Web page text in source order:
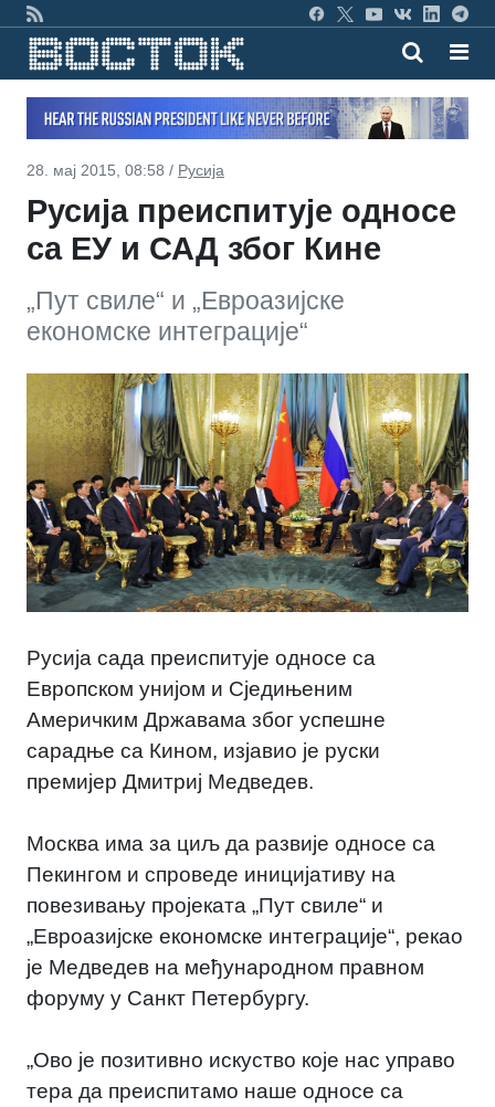
28. мај 2015, 08:58 / Русија
Русија преиспитује односе
са ЕУ и САД због Кине
„Пут свиле“ и „Евроазијске
економске интеграције“
Русија сада преиспитује односе са
Европском унијом и Сједињеним
Америчким Државама због успешне
сарадње са Кином, изјавио је руски
премијер Дмитриј Медведев.
Москва има за циљ да развије односе са
Пекингом и спроведе иницијативу на
повезивању пројеката „Пут свиле“ и
„Евроазијске економске интеграције“, рекао
је Медведев на међународном правном
форуму у Санкт Петербургу.
„Ово је позитивно искуство које нас управо
тера да преиспитамо наше односе са